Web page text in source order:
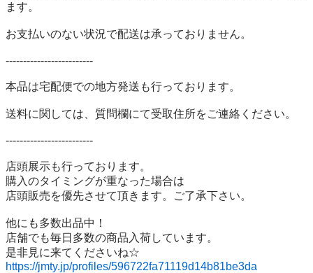
ます。
お支払いのない状況で配送は承っておりません。
-------------------------
本品は宅配便での地方発送も行っております。
送料に関しては、質問欄にて受取住所をご連絡ください。
-------------------------
店頭展示も行っております。
購入のタイミングが重なった場合は
店頭販売を優先させて頂きます。ご了承下さい。
他にも多数出品中！
店舗でも毎日多数の商品入荷しています。
https://jmty.jp/profiles/596722fa71119d14b81be3da